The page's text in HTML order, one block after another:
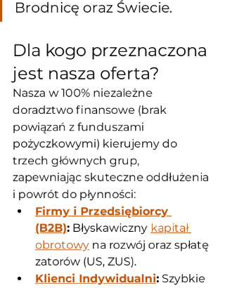
Brodnicę oraz Świecie.
Dla kogo przeznaczona
jest nasza oferta?
Nasza w 100% niezależne
doradztwo finansowe (brak
powiązań z funduszami
pożyczkowymi) kierujemy do
trzech głównych grup,
zapewniając skuteczne oddłużenia
i powrót do płynności:
Firmy i Przedsiębiorcy
(B2B): Błyskawiczny kapitał
obrotowy na rozwój oraz spłatę
zatorów (US, ZUS).
Klienci Indywidualni: Szybkie